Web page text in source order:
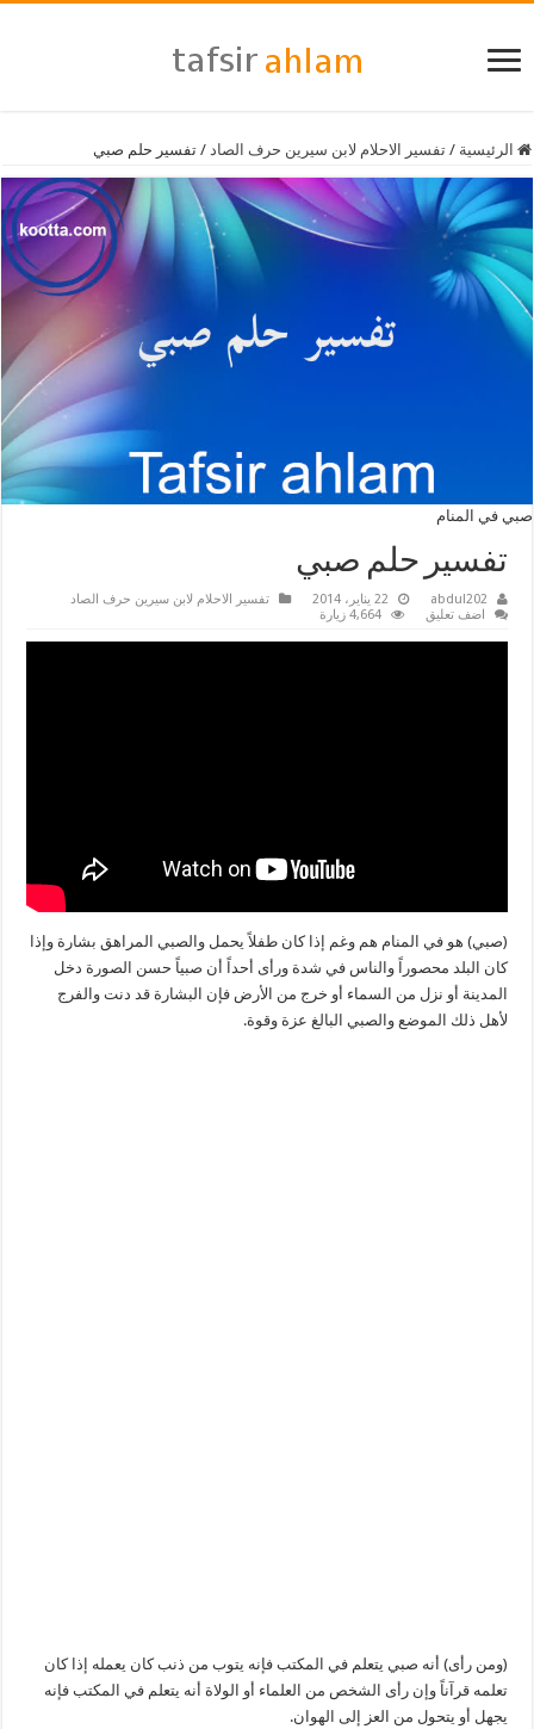
الرئيسية / تفسير الاحلام لابن سيرين حرف الصاد / تفسير حلم صبي
صبي في المنام
تفسير حلم صبي
abdul202 22 يناير، 2014
تفسير الاحلام لابن سيرين حرف الصاد
اضف تعليق
4,664 زيارة
(صبي) هو في المنام هم وغم إذا كان طفلاً يحمل والصبي المراهق بشارة وإذا
كان البلد محصوراً والناس في شدة ورأى أحداً أن صبياً حسن الصورة دخل
المدينة أو نزل من السماء أو خرج من الأرض فإن البشارة قد دنت والفرج
لأهل ذلك الموضع والصبي البالغ عزة وقوة.
(ومن رأى) أنه صبي يتعلم في المكتب فإنه يتوب من ذنب كان يعمله إذا كان
تعلمه قرآناً وإن رأى الشخص من العلماء أو الولاة أنه يتعلم في المكتب فإنه
يجهل أو يتحول من العز إلى الهوان.